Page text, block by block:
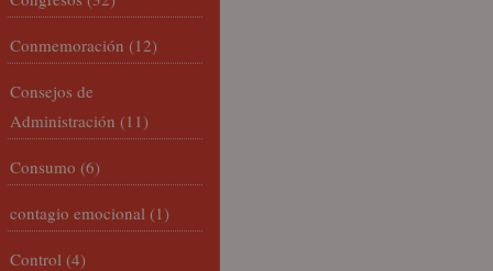
Conmemoración (12)
Consejos de
Administración (11)
Consumo (6)
contagio emocional (1)
Control (4)